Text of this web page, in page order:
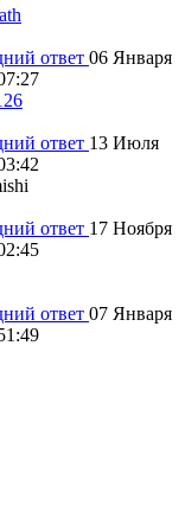
06 Января
13 Июля
17 Ноября
07 Января